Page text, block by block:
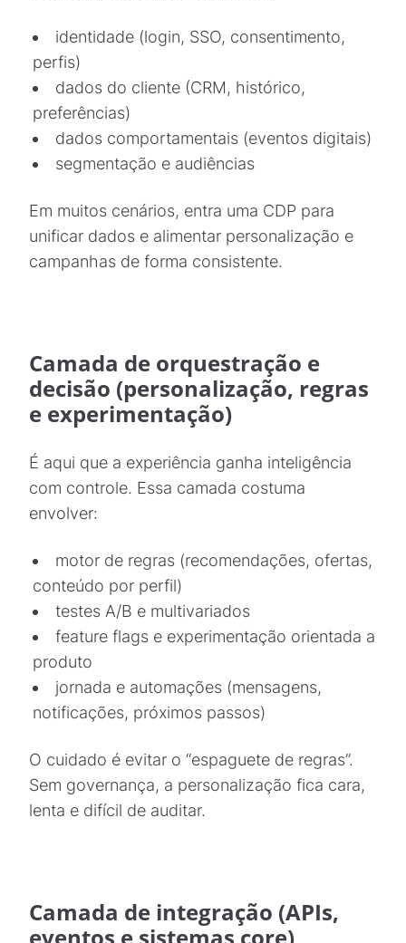
identidade (login, SSO, consentimento,
perfis)
dados do cliente (CRM, histórico,
preferências)
dados comportamentais (eventos digitais)
segmentação e audiências
Em muitos cenários, entra uma CDP para
unificar dados e alimentar personalização e
campanhas de forma consistente.
Camada de orquestração e
decisão (personalização, regras
e experimentação)
É aqui que a experiência ganha inteligência
com controle. Essa camada costuma
envolver:
motor de regras (recomendações, ofertas,
conteúdo por perfil)
testes A/B e multivariados
feature flags e experimentação orientada a
produto
jornada e automações (mensagens,
notificações, próximos passos)
O cuidado é evitar o “espaguete de regras”.
Sem governança, a personalização fica cara,
lenta e difícil de auditar.
Camada de integração (APIs,
eventos e sistemas core)